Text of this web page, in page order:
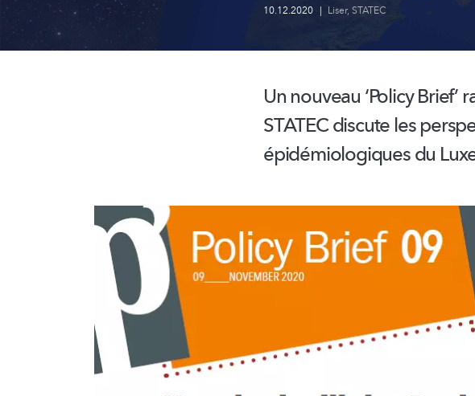
10.12.2020 | Liser, STATEC
Un nouveau ‘Policy
STATEC discute les
épidémiologiquesdu